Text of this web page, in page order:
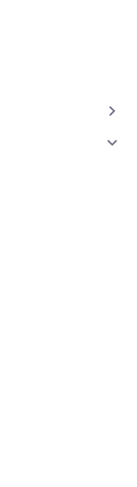
keyboard_arrow_right
keyboard_arrow_right